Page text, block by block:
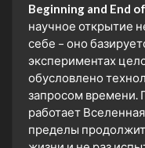
Beginning and End
научное открытие
себе – оно
экспериментах
обусловлено
запросом времени.
работает
пределы